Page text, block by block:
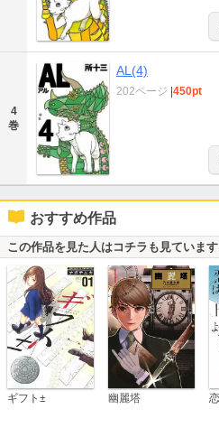
4
巻
AL(4)
202ページ |450pt
おすすめ作品
この作品を見た人はコチラも見ています
ギフト± 幽麗塔